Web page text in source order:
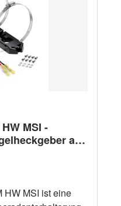
MSI -
an
HW MSI ist eine